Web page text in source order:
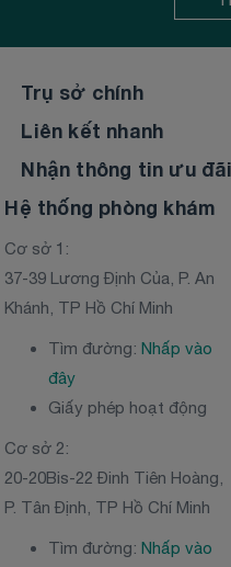
Trụ sở chính
Liên kết nhanh
Nhận thông tin ưu đãi
Hệ thống phòng khám
Cơ sở 1:
37-39 Lương Định Của, P. An
Khánh, TP Hồ Chí Minh
Tìm đường:Nhấp vào
đây
Giấy phép hoạt động
Cơ sở 2:
20-20Bis-22 Đinh Tiên Hoàng,
P. Tân Định, TP Hồ Chí Minh
Tìm đường:Nhấp vào